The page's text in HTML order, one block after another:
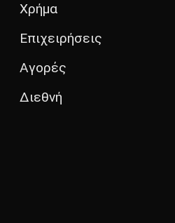
Χρήμα
Επιχειρήσεις
Αγορές
Διεθνή